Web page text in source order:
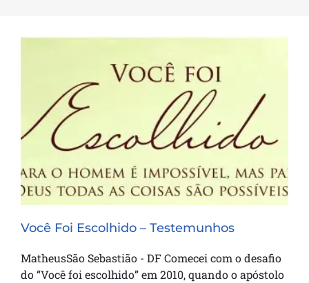
Você Foi Escolhido – Testemunhos
Você Foi Escolhido – Testemunhos
MatheusSão Sebastião - DF Comecei com o desafio
do “Você foi escolhido” em 2010, quando o apóstolo